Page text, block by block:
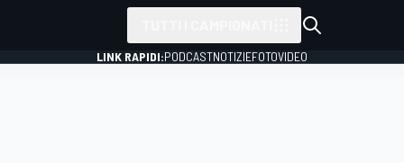
LINK RAPIDI:PODCASTNOTIZIEFOTOVIDEO